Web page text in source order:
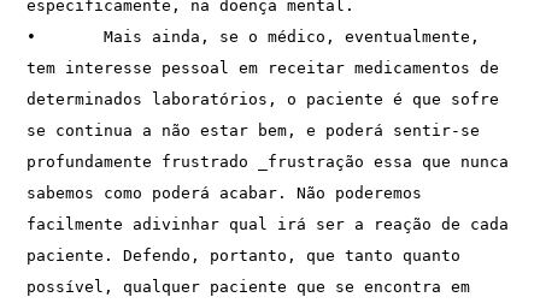
especificamente, na doença mental.
•	Mais ainda, se o médico, eventualmente,
tem interesse pessoal em receitar medicamentos de
determinados laboratórios, o paciente é que sofre
se continua a não estar bem, e poderá sentir-se
profundamente frustrado _frustração essa que nunca
sabemos como poderá acabar. Não poderemos
facilmente adivinhar qual irá ser a reação de cada
paciente. Defendo, portanto, que tanto quanto
possível, qualquer paciente que se encontra em